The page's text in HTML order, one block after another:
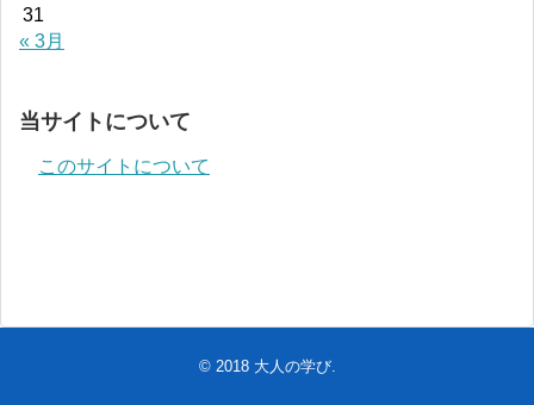
31
« 3月
当サイトについて
このサイトについて
© 2018 大人の学び.